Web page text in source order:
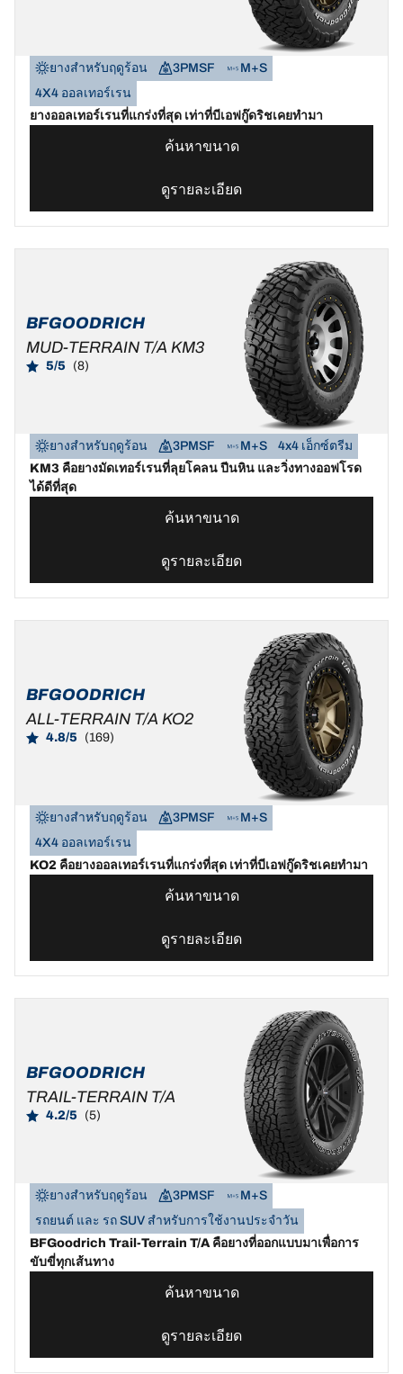
ยางสำหรับฤดูร้อน 3PMSF
M+S
4X4 ออลเทอร์เรน
ยางออลเทอร์เรนที่แกร่งที่สุด เท่าที่บีเอฟกู๊ดริชเคยทำมา
ค้นหาขนาด
ดูรายละเอียด
BFGOODRICH
MUD-TERRAIN T/A KM3
5/5 (8)
ยางสำหรับฤดูร้อน 3PMSF M+S
4x4 เอ็กซ์ตรีม
KM3 คือยางมัดเทอร์เรนที่ลุยโคลน ปีนหิน และวิ่งทางออฟโรด
ได้ดีที่สุด
ค้นหาขนาด
ดูรายละเอียด
BFGOODRICH
ALL-TERRAIN T/A KO2
4.8/5 (169)
ยางสำหรับฤดูร้อน 3PMSF
M+S
4X4 ออลเทอร์เรน
KO2 คือยางออลเทอร์เรนที่แกร่งที่สุด เท่าที่บีเอฟกู๊ดริชเคยทำมา
ค้นหาขนาด
ดูรายละเอียด
BFGOODRICH
TRAIL-TERRAIN T/A
4.2/5 (5)
ยางสำหรับฤดูร้อน 3PMSF
M+S
รถยนต์ และ รถ SUV สำหรับการใช้งานประจำวัน
BFGoodrich Trail-Terrain T/A คือยางที่ออกแบบมาเพื่อการ
ขับขี่ทุกเส้นทาง
ค้นหาขนาด
ดูรายละเอียด